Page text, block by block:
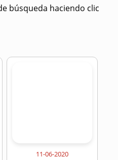
búsqueda haciendo clic
11-06-2020